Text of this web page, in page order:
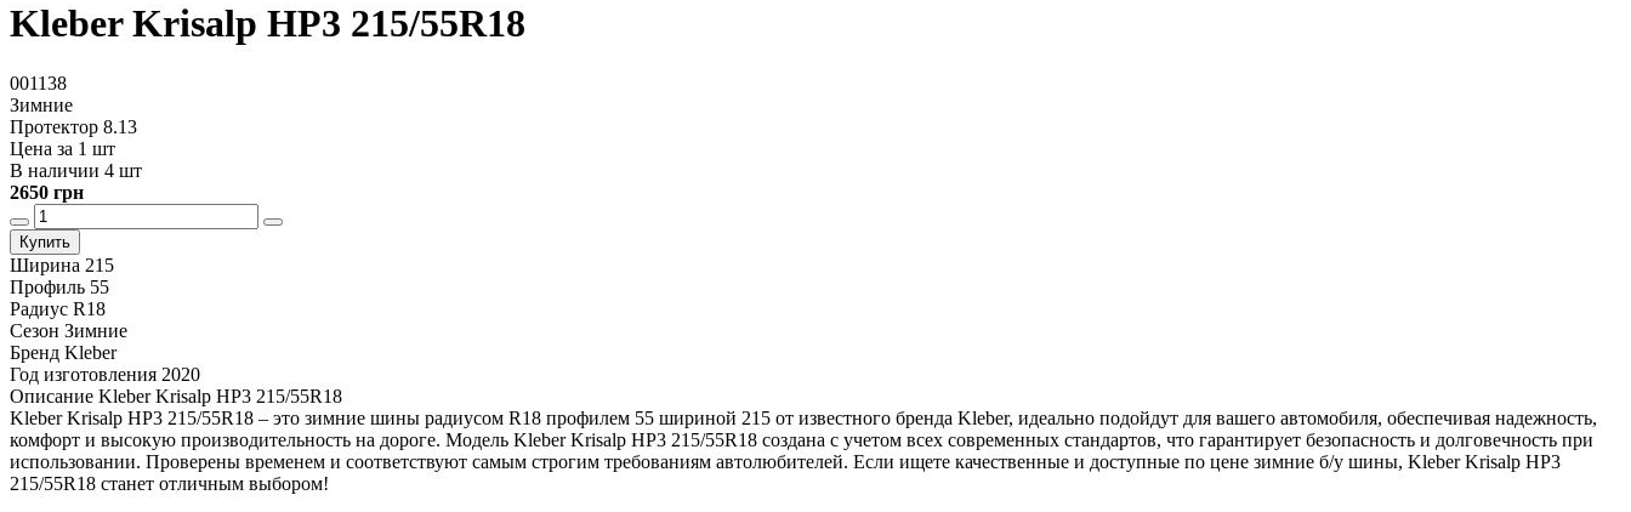
Kleber Krisalp HP3 215/55R18
001138
Зимние
Протектор 8.13
Цена за 1 шт
В наличии 4 шт
2650 грн
Купить
Ширина 215
Профиль 55
Радиус R18
Сезон Зимние
Бренд Kleber
Год изготовления 2020
Описание Kleber Krisalp HP3 215/55R18
Kleber Krisalp HP3 215/55R18 – это зимние шины радиусом R18 профилем 55 шириной 215 от известного бренда Kleber, идеально подойдут для вашего автомобиля, обеспечивая надежность,
комфорт и высокую производительность на дороге. Модель Kleber Krisalp HP3 215/55R18 создана с учетом всех современных стандартов, что гарантирует безопасность и долговечность при
использовании. Проверены временем и соответствуют самым строгим требованиям автолюбителей. Если ищете качественные и доступные по цене зимние б/у шины, Kleber Krisalp HP3
215/55R18 станет отличным выбором!